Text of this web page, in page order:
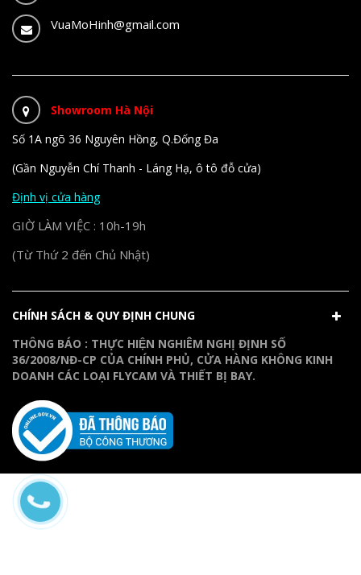
VuaMoHinh@gmail.com
Showroom Hà Nội
Số 1A ngõ 36 Nguyên Hồng, Q.Đống Đa
(Gần Nguyễn Chí Thanh - Láng Hạ, ô tô đỗ cửa)
Định vị cửa hàng
GIỜ LÀM VIỆC : 10h-19h
(Từ Thứ 2 đến Chủ Nhật)
CHÍNH SÁCH & QUY ĐỊNH CHUNG
THÔNG BÁO : THỰC HIỆN NGHIÊM NGHỊ ĐỊNH SỐ
36/2008/NĐ-CP CỦA CHÍNH PHỦ, CỬA HÀNG KHÔNG KINH
DOANH CÁC LOẠI FLYCAM VÀ THIẾT BỊ BAY.